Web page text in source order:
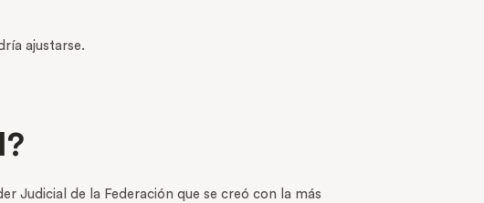
ajustarse.
Judicial de la Federación que se creó con la más